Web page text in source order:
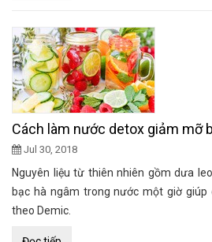
Cách làm nước detox giảm mỡ
Jul 30, 2018
Nguyên liệu từ thiên nhiên gồm dưa
bạc hà ngâm trong nước một giờ giúp
theo Demic.